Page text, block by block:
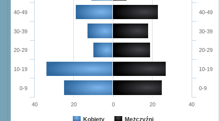
Kobiety Mężczyźni
0-9
10-19
20-29
30-39
40-49
0-9
10-19
20-29
30-39
40-49
40 20 0 20 40